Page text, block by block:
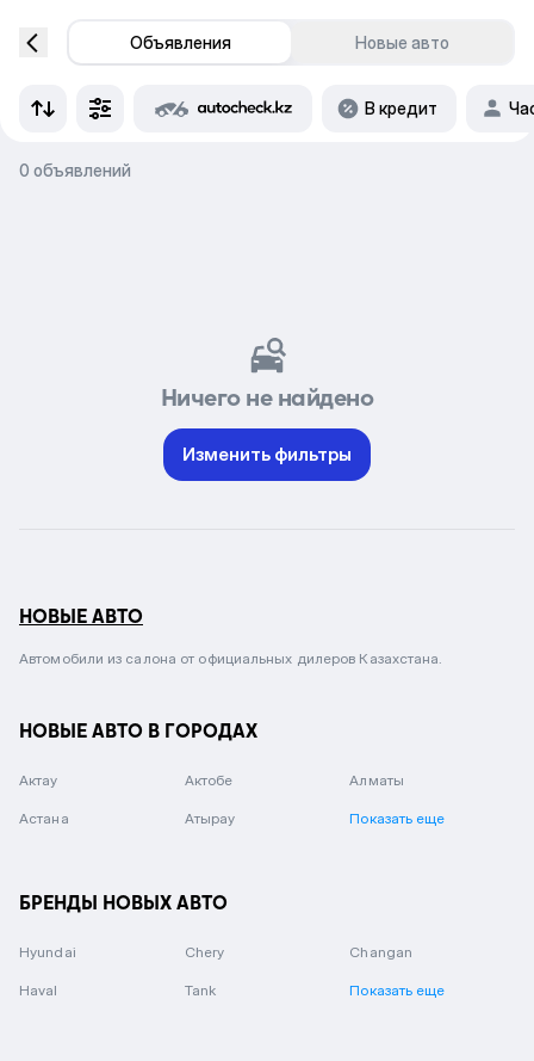
Объявления Новые авто
В кредит
0 объявлений
Ничего не найдено
Изменить фильтры
НОВЫЕ АВТО
Автомобили из салона от официальных дилеров Казахстана.
НОВЫЕ АВТО В ГОРОДАХ
Актау Актобе Алматы
Астана Атырау Показать еще
БРЕНДЫ НОВЫХ АВТО
Hyundai Chery Changan
Haval Tank Показать еще